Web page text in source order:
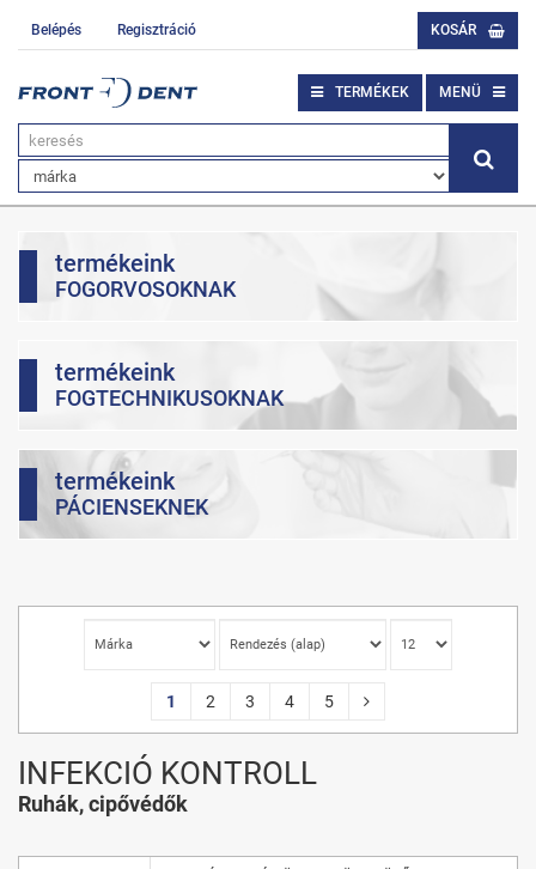
Belépés Regisztráció KOSÁR
TERMÉKEK MENÜ
termékeink
FOGORVOSOKNAK
termékeink
FOGTECHNIKUSOKNAK
termékeink
PÁCIENSEKNEK
1 2 3 4 5
INFEKCIÓ KONTROLL
Ruhák, cipővédők